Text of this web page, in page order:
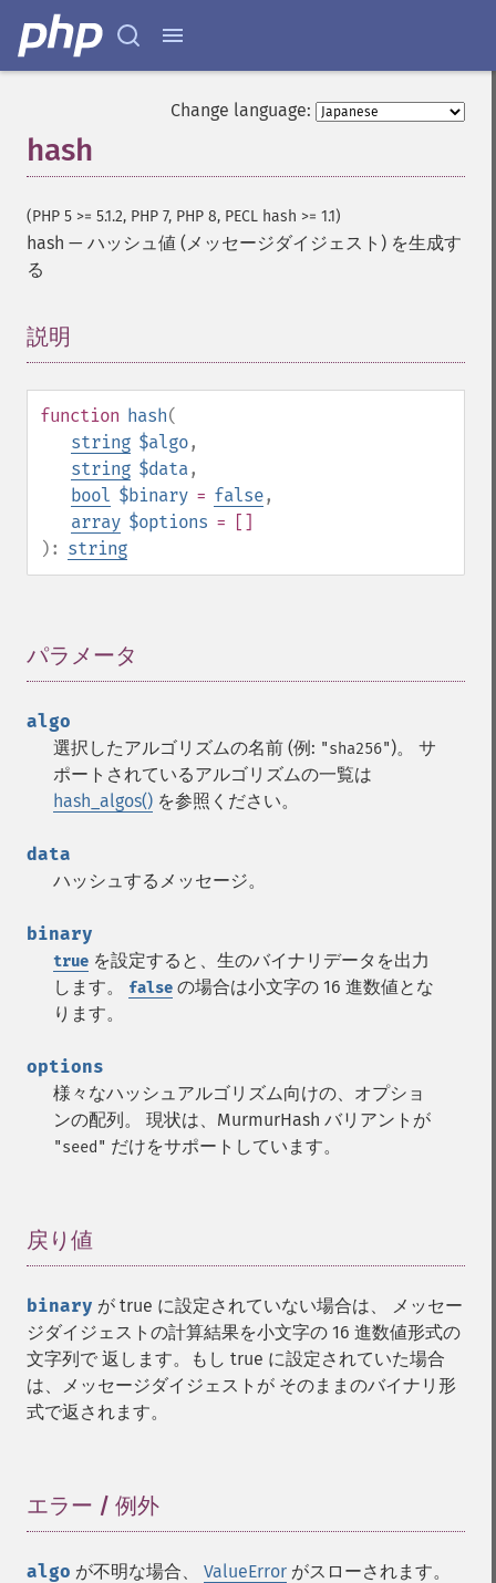
Change language:
hash
(PHP 5 >= 5.1.2, PHP 7, PHP 8, PECL hash >= 1.1)
hash — ハッシュ値 (メッセージダイジェスト) を生成す
る
説明
function hash(
string $algo,
string $data,
bool $binary = false,
array $options = []
): string
パラメータ
algo
選択したアルゴリズムの名前 (例: "sha256")。 サ
ポートされているアルゴリズムの一覧は
hash_algos() を参照ください。
data
ハッシュするメッセージ。
binary
true を設定すると、生のバイナリデータを出力
します。
false の場合は小文字の 16 進数値とな
ります。
options
様々なハッシュアルゴリズム向けの、オプショ
ンの配列。 現状は、MurmurHash バリアントが
"seed" だけをサポートしています。
戻り値
binary が true に設定されていない場合は、 メッセー
ジダイジェストの計算結果を小文字の 16 進数値形式の
文字列で 返します。もし true に設定されていた場合
は、メッセージダイジェストが そのままのバイナリ形
式で返されます。
エラー / 例外
algo が不明な場合、 ValueError がスローされます。